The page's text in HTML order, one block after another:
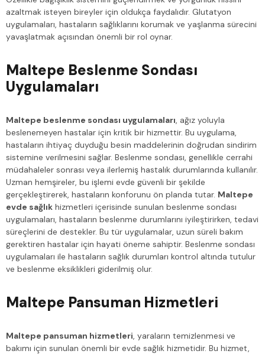
azaltmak isteyen bireyler için oldukça faydalıdır. Glutatyon
uygulamaları, hastaların sağlıklarını korumak ve yaşlanma sürecini
yavaşlatmak açısından önemli bir rol oynar.
Maltepe Beslenme Sondası
Uygulamaları
Maltepe beslenme sondası uygulamaları, ağız yoluyla
beslenemeyen hastalar için kritik bir hizmettir. Bu uygulama,
hastaların ihtiyaç duyduğu besin maddelerinin doğrudan sindirim
sistemine verilmesini sağlar. Beslenme sondası, genellikle cerrahi
müdahaleler sonrası veya ilerlemiş hastalık durumlarında kullanılır.
Uzman hemşireler, bu işlemi evde güvenli bir şekilde
gerçekleştirerek, hastaların konforunu ön planda tutar. Maltepe
evde sağlık hizmetleri içerisinde sunulan beslenme sondası
uygulamaları, hastaların beslenme durumlarını iyileştirirken, tedavi
süreçlerini de destekler. Bu tür uygulamalar, uzun süreli bakım
gerektiren hastalar için hayati öneme sahiptir. Beslenme sondası
uygulamaları ile hastaların sağlık durumları kontrol altında tutulur
ve beslenme eksiklikleri giderilmiş olur.
Maltepe Pansuman Hizmetleri
Maltepe pansuman hizmetleri, yaraların temizlenmesi ve
bakımı için sunulan önemli bir evde sağlık hizmetidir. Bu hizmet,